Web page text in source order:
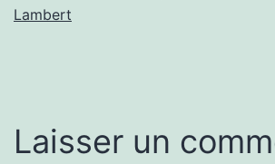
Lambert
Laisser un